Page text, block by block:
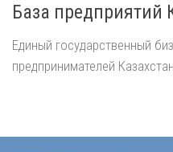
База предприятий
Единый государственный
предпринимателей